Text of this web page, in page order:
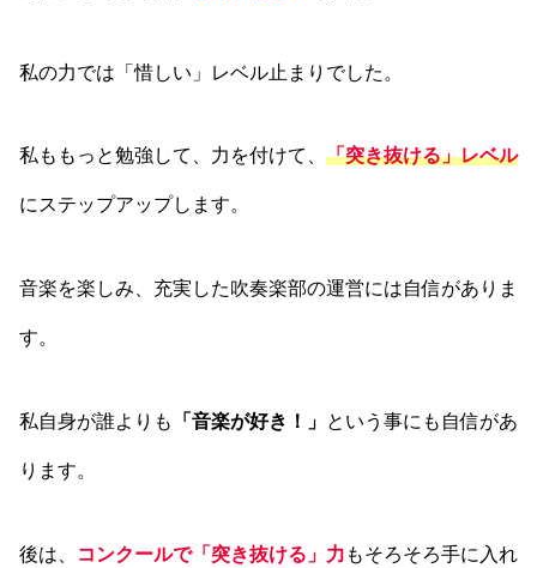
私の力では「惜しい」レベル止まりでした。
私ももっと勉強して、力を付けて、 「突き抜ける」レベル
にステップアップします。
音楽を楽しみ、充実した吹奏楽部の運営には自信がありま
す。
私自身が誰よりも 「音楽が好き！」 という事にも自信があ
ります。
後は、 コンクールで「突き抜ける」力 もそろそろ手に入れ